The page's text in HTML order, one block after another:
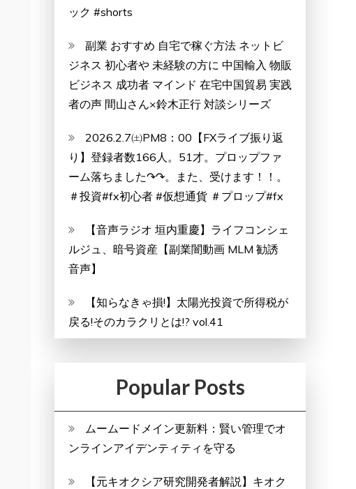
ック #shorts
副業 おすすめ 自宅で稼ぐ方法 ネットビ
ジネス 初心者や 未経験の方に 中国輸入 物販
ビジネス 成功者 マインド 在宅中国貿易 実践
者の声 間山さん×鈴木正行 対談シリーズ
2026.2.7㈯PM8：00【FXライブ振り返
り】登録者数166人。51才。プロップファ
ーム落ちました↷↷。また、受けます！！。
＃投資#fx初心者 #仮想通貨 ＃プロップ#fx
【音声ラジオ 垣内重慶】ライフコンシェ
ルジュ、暗号資産【副業闇動画 MLM 勧誘
音声】
【知らなきゃ損!】太陽光投資で所得税が
戻る!そのカラクリとは!? vol.41
Popular Posts
ムームードメイン更新料：賢い管理でオ
ンラインアイデンティティを守る
【元キオクシア研究開発者解説】キオク